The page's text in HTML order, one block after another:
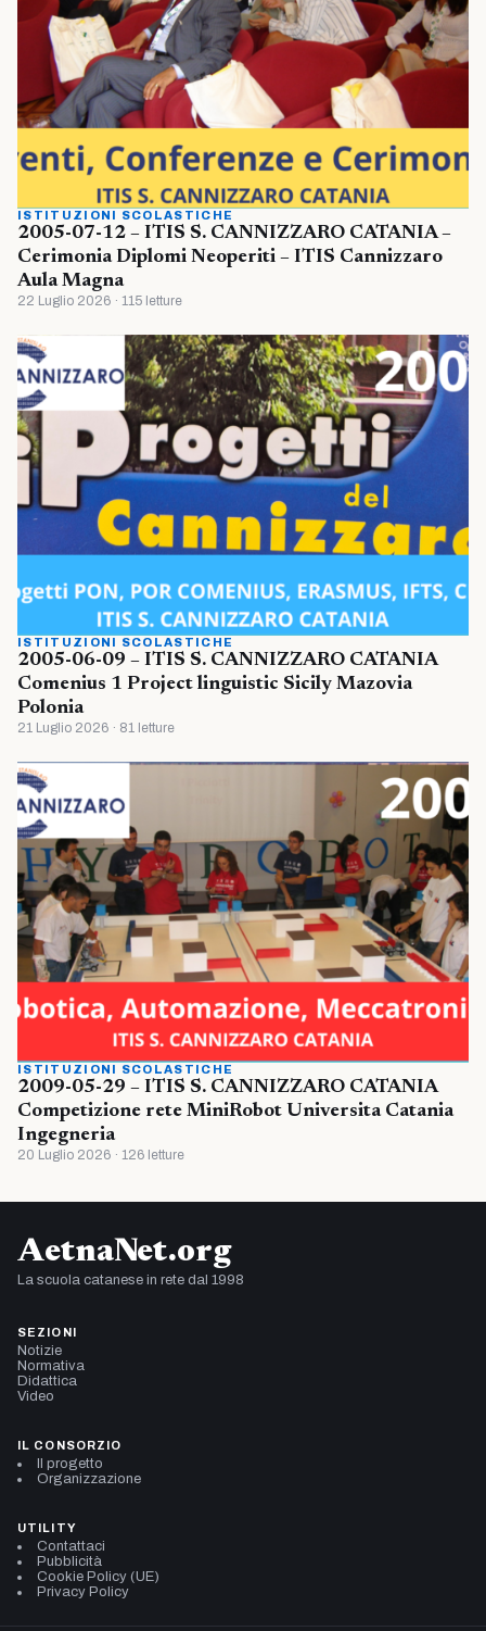
ISTITUZIONI SCOLASTICHE
2005-07-12 – ITIS S. CANNIZZARO CATANIA –
Cerimonia Diplomi Neoperiti – ITIS Cannizzaro
Aula Magna
22 Luglio 2026 · 115 letture
ISTITUZIONI SCOLASTICHE
2005-06-09 – ITIS S. CANNIZZARO CATANIA
Comenius 1 Project linguistic Sicily Mazovia
Polonia
21 Luglio 2026 · 81 letture
ISTITUZIONI SCOLASTICHE
2009-05-29 – ITIS S. CANNIZZARO CATANIA
Competizione rete MiniRobot Universita Catania
Ingegneria
20 Luglio 2026 · 126 letture
AetnaNet.org
La scuola catanese in rete dal 1998
SEZIONI
Notizie
Normativa
Didattica
Video
IL CONSORZIO
Il progetto
Organizzazione
UTILITY
Contattaci
Pubblicità
Cookie Policy (UE)
Privacy Policy